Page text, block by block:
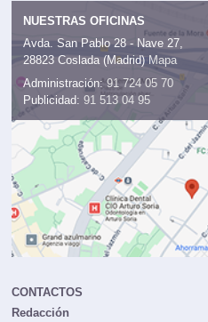
NUESTRAS OFICINAS
Avda. San Pablo 28 - Nave 27,
28823 Coslada (Madrid) Mapa
Administración: 91 724 05 70
Publicidad: 91 513 04 95
CONTACTOS
Redacción